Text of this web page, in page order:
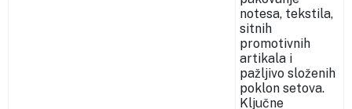
notesa, tekstila,
sitnih
promotivnih
artikala i
pažljivo složenih
poklon setova.
Ključne